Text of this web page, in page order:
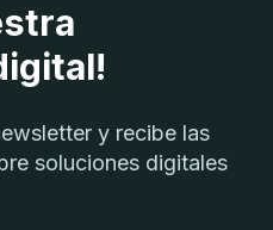
y recibe las
soluciones digitales